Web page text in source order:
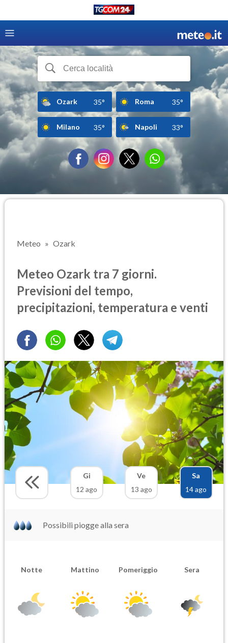
Ozark 35° Roma 35°
Milano 35° Napoli 33°
Meteo Ozark
Meteo Ozark tra 7 giorni.
Previsioni del tempo,
precipitazioni, temperatura e venti
Gi
12 ago
Ve
13 ago
Sa
14 ago
Possibili piogge alla sera
Notte Mattino Pomeriggio Sera